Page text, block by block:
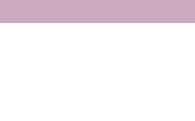
Inhalt